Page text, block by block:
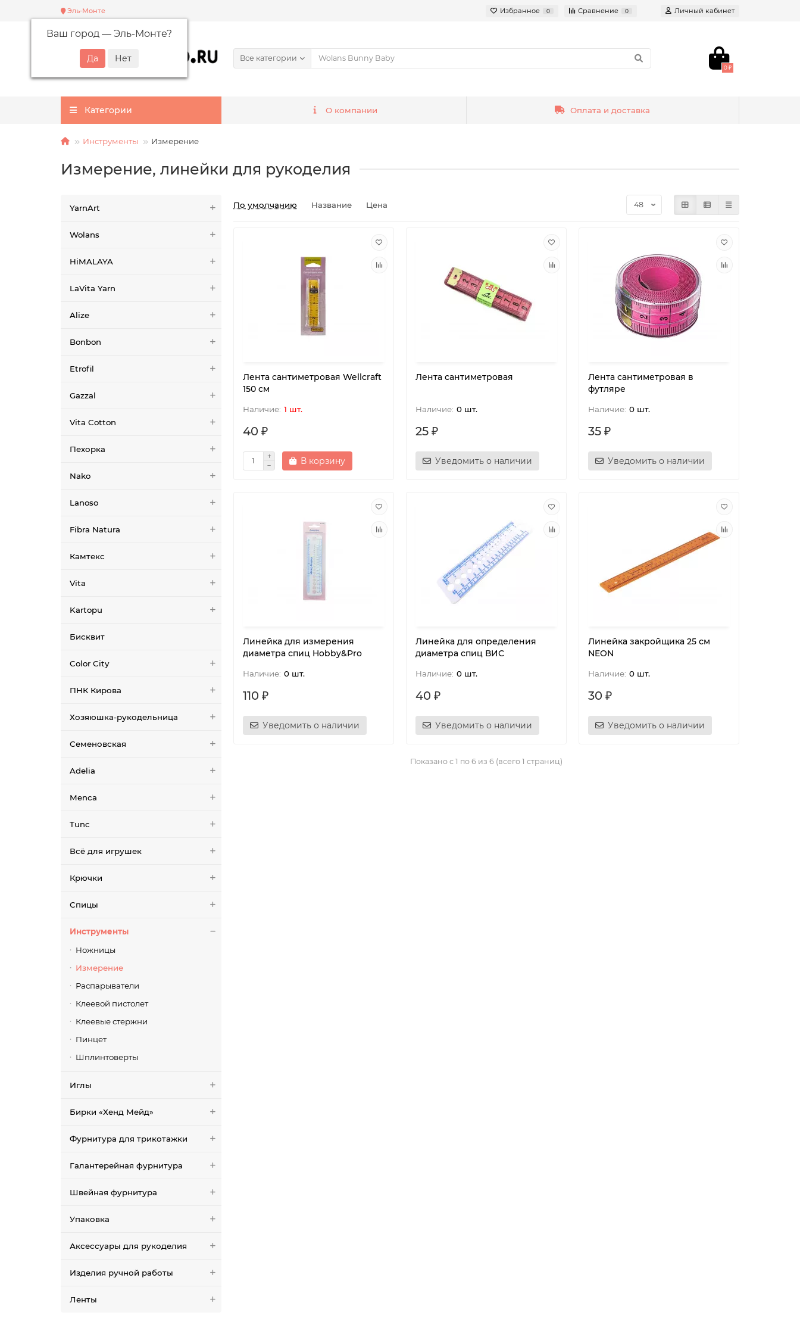
Эль-Монте
Ваш город — Эль-Монте?
Избранное 0 Сравнение 0 Личный кабинет
Все категории
0 ₽
Категории О компании Оплата и доставка
Инструменты Измерение
Измерение, линейки для рукоделия
YarnArt
Wolans
HiMALAYA
LaVita Yarn
Alize
Bonbon
Etrofil
Gazzal
Vita Cotton
Пехорка
Nako
Lanoso
Fibra Natura
Камтекс
Vita
Kartopu
Бисквит
Color City
ПНК Кирова
Хозяюшка-рукодельница
Семеновская
Adelia
Menca
Tunc
Всё для игрушек
Крючки
Спицы
Инструменты
Ножницы
Измерение
Распарыватели
Клеевой пистолет
Клеевые стержни
Пинцет
Шплинтоверты
Иглы
Бирки «Хенд Мейд»
Фурнитура для трикотажки
Галантерейная фурнитура
Швейная фурнитура
Упаковка
Аксессуары для рукоделия
Изделия ручной работы
Ленты
По умолчанию Название Цена
Лента сантиметровая Wellcraft
150 см
1 шт.
40 ₽
В корзину
Лента сантиметровая
0 шт.
25 ₽
Уведомить о наличии
Лента сантиметровая в
футляре
0 шт.
35 ₽
Уведомить о наличии
Линейка для измерения
диаметра спиц Hobby&Pro
0 шт.
110 ₽
Уведомить о наличии
Линейка для определения
диаметра спиц ВИС
0 шт.
40 ₽
Уведомить о наличии
Линейка закройщика 25 см
NEON
0 шт.
30 ₽
Уведомить о наличии
Показано с 1 по 6 из 6 (всего 1 страниц)